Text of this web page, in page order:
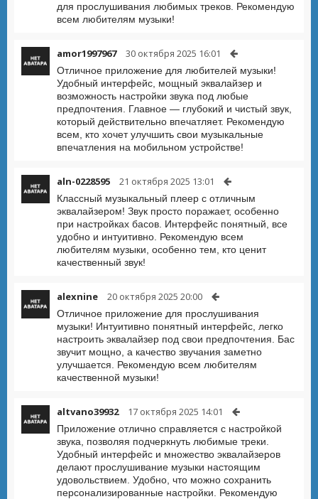
для прослушивания любимых треков. Рекомендую
всем любителям музыки!
amor1997967 30 октября 2025 16:01
Отличное приложение для любителей музыки!
Удобный интерфейс, мощный эквалайзер и
возможность настройки звука под любые
предпочтения. Главное — глубокий и чистый звук,
который действительно впечатляет. Рекомендую
всем, кто хочет улучшить свои музыкальные
впечатления на мобильном устройстве!
aln-0228595 21 октября 2025 13:01
Классный музыкальный плеер с отличным
эквалайзером! Звук просто поражает, особенно
при настройках басов. Интерфейс понятный, все
удобно и интуитивно. Рекомендую всем
любителям музыки, особенно тем, кто ценит
качественный звук!
alexnine 20 октября 2025 20:00
Отличное приложение для прослушивания
музыки! Интуитивно понятный интерфейс, легко
настроить эквалайзер под свои предпочтения. Бас
звучит мощно, а качество звучания заметно
улучшается. Рекомендую всем любителям
качественной музыки!
altvano39932 17 октября 2025 14:01
Приложение отлично справляется с настройкой
звука, позволяя подчеркнуть любимые треки.
Удобный интерфейс и множество эквалайзеров
делают прослушивание музыки настоящим
удовольствием. Удобно, что можно сохранить
персонализированные настройки. Рекомендую